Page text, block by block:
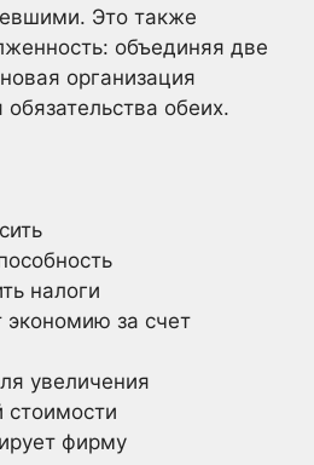
Это также
объединяя две
организация
обеих.
налоги
экономию за счет
увеличения
стоимости
фирму